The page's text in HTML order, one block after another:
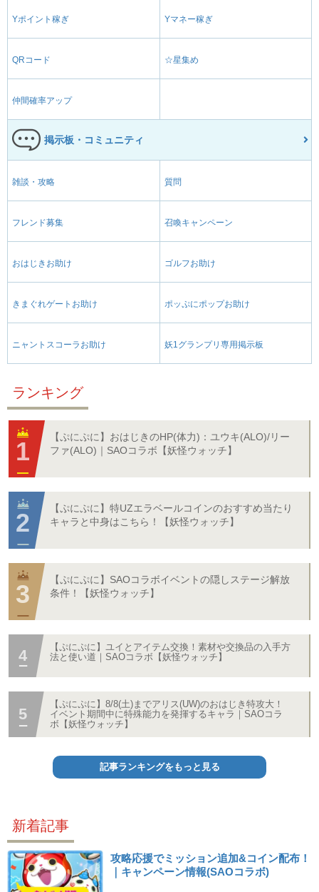
Yポイント稼ぎ Yマネー稼ぎ
QRコード ☆星集め
仲間確率アップ
掲示板・コミュニティ
雑談・攻略 質問
フレンド募集 召喚キャンペーン
おはじきお助け ゴルフお助け
きまぐれゲートお助け ポッぷにポップお助け
ニャントスコーラお助け 妖1グランプリ専用掲示板
ランキング
【ぷにぷに】おはじきのHP(体力)：ユウキ(ALO)/リー
ファ(ALO)｜SAOコラボ【妖怪ウォッチ】
【ぷにぷに】特UZエラベールコインのおすすめ当たり
キャラと中身はこちら！【妖怪ウォッチ】
【ぷにぷに】SAOコラボイベントの隠しステージ解放
条件！【妖怪ウォッチ】
【ぷにぷに】ユイとアイテム交換！素材や交換品の入手方
法と使い道｜SAOコラボ【妖怪ウォッチ】
【ぷにぷに】8/8(土)までアリス(UW)のおはじき特攻大！
イベント期間中に特殊能力を発揮するキャラ｜SAOコラ
ボ【妖怪ウォッチ】
記事ランキングをもっと見る
新着記事
攻略応援でミッション追加&コイン配布！
｜キャンペーン情報(SAOコラボ)